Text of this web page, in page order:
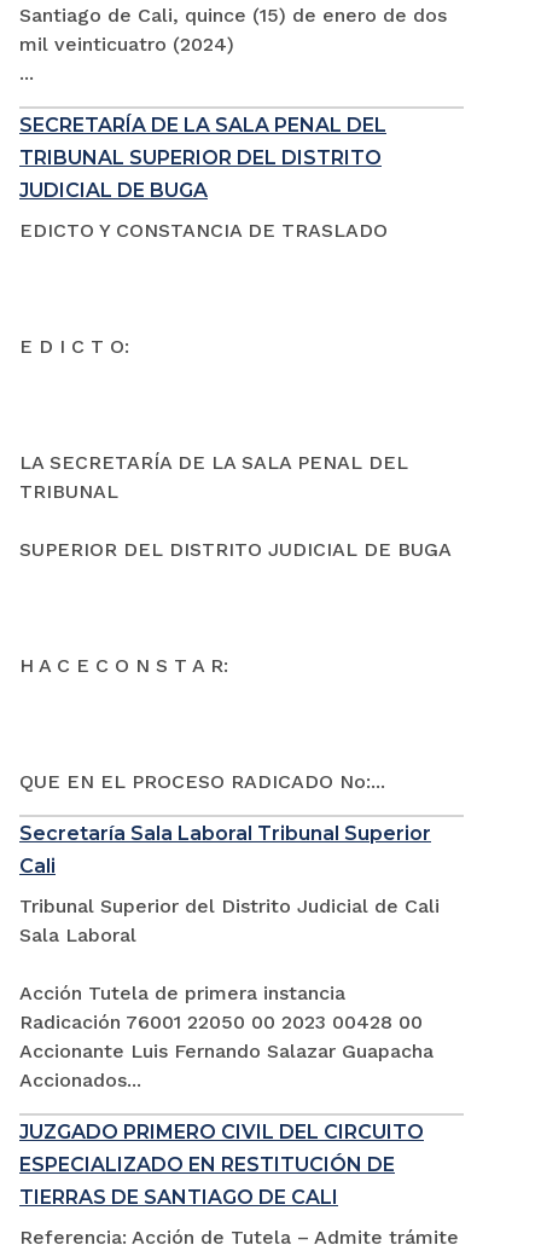
Santiago de Cali, quince (15) de enero de dos
mil veinticuatro (2024)
...
SECRETARÍA DE LA SALA PENAL DEL
TRIBUNAL SUPERIOR DEL DISTRITO
JUDICIAL DE BUGA
EDICTO Y CONSTANCIA DE TRASLADO
E D I C T O:
LA SECRETARÍA DE LA SALA PENAL DEL
TRIBUNAL
SUPERIOR DEL DISTRITO JUDICIAL DE BUGA
H A C E C O N S T A R:
QUE EN EL PROCESO RADICADO No:...
Secretaría Sala Laboral Tribunal Superior
Cali
Tribunal Superior del Distrito Judicial de Cali
Sala Laboral
Acción Tutela de primera instancia
Radicación 76001 22050 00 2023 00428 00
Accionante Luis Fernando Salazar Guapacha
Accionados...
JUZGADO PRIMERO CIVIL DEL CIRCUITO
ESPECIALIZADO EN RESTITUCIÓN DE
TIERRAS DE SANTIAGO DE CALI
Referencia: Acción de Tutela – Admite trámite